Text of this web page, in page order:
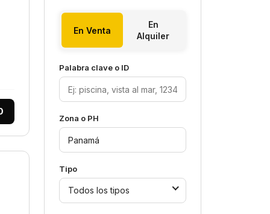
En Venta
En
Alquiler
Palabra clave o ID
Zona o PH
Tipo
Todos los tipos